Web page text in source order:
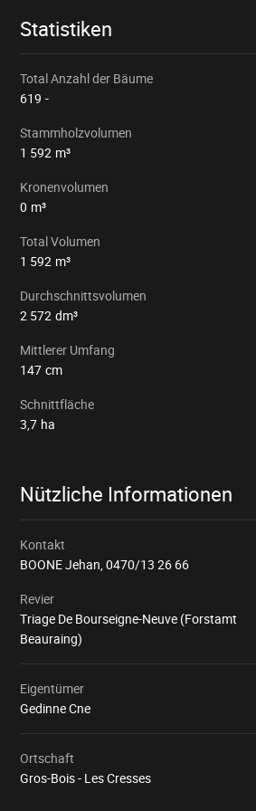
Statistiken
Total Anzahl der Bäume
619 -
Stammholzvolumen
1 592 m³
Kronenvolumen
0 m³
Total Volumen
1 592 m³
Durchschnittsvolumen
2 572 dm³
Mittlerer Umfang
147 cm
Schnittfläche
3,7 ha
Nützliche Informationen
Kontakt
BOONE Jehan,0470/13 26 66
Revier
Triage De Bourseigne-Neuve (Forstamt
Beauraing)
Eigentümer
Gedinne Cne
Ortschaft
Gros-Bois - Les Cresses